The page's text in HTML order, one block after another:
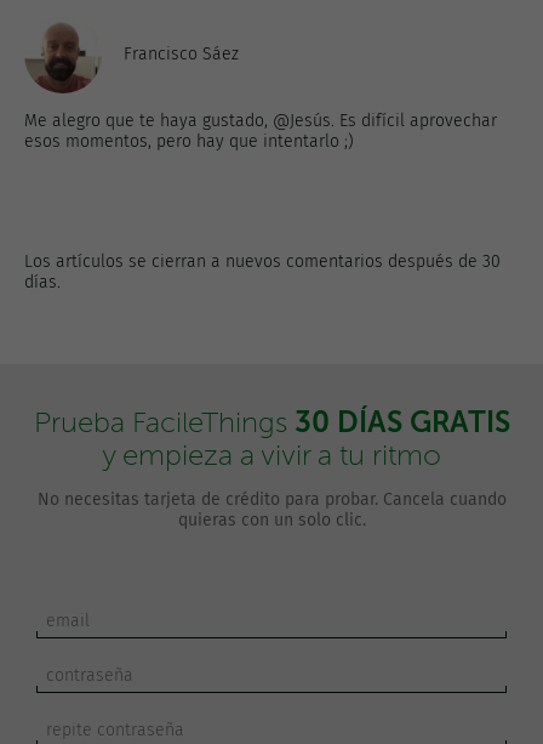
Francisco Sáez
Me alegro que te haya gustado, @Jesús. Es difícil aprovechar
esos momentos, pero hay que intentarlo ;)
Los artículos se cierran a nuevos comentarios después de 30
días.
Prueba FacileThings 30 DÍAS GRATIS
y empieza a vivir a tu ritmo
No necesitas tarjeta de crédito para probar. Cancela cuando
quieras con un solo clic.